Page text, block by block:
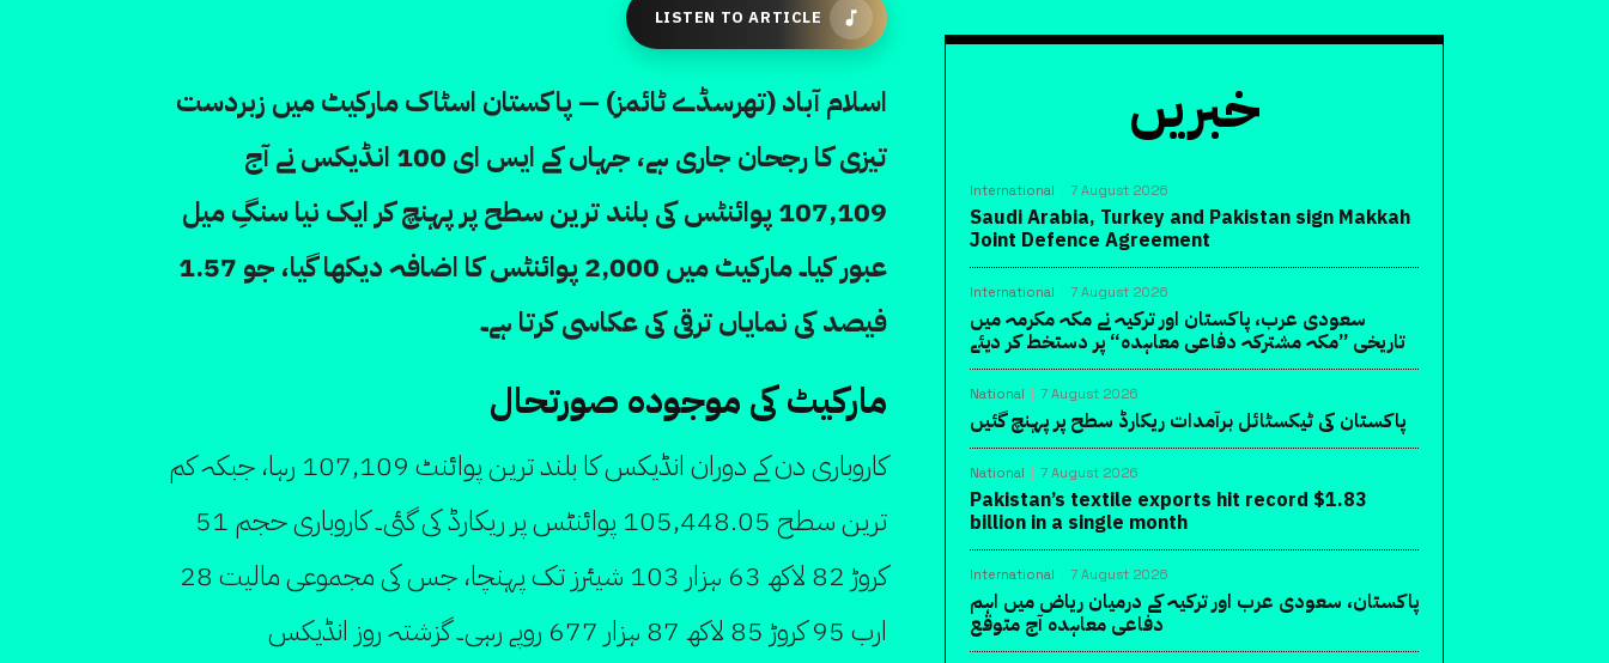
LISTEN TO ARTICLE
اسلام آباد (تھرسڈے ٹائمز) — پاکستان اسٹاک مارکیٹ میں زبردست
تیزی کا رجحان جاری ہے، جہاں کے ایس ای 100 انڈیکس نے آج
107,109 پوائنٹس کی بلند ترین سطح پر پہنچ کر ایک نیا سنگِ میل
عبور کیا۔ مارکیٹ میں 2,000 پوائنٹس کا اضافہ دیکھا گیا، جو 1.57
فیصد کی نمایاں ترقی کی عکاسی کرتا ہے۔
مارکیٹ کی موجودہ صورتحال
کاروباری دن کے دوران انڈیکس کا بلند ترین پوائنٹ 107,109 رہا، جبکہ کم
ترین سطح 105,448.05 پوائنٹس پر ریکارڈ کی گئی۔ کاروباری حجم 51
کروڑ 82 لاکھ 63 ہزار 103 شیئرز تک پہنچا، جس کی مجموعی مالیت 28
ارب 95 کروڑ 85 لاکھ 87 ہزار 677 روپے رہی۔ گزشتہ روز انڈیکس
خبریں
International 7 August 2026
Saudi Arabia, Turkey and Pakistan sign Makkah
Joint Defence Agreement
International 7 August 2026
سعودی عرب، پاکستان اور ترکیہ نے مکہ مکرمہ میں
تاریخی ”مکہ مشترکہ دفاعی معاہدہ“ پر دستخط کر دیئے
National 7 August 2026
پاکستان کی ٹیکسٹائل برآمدات ریکارڈ سطح پر پہنچ گئیں
National 7 August 2026
Pakistan’s textile exports hit record $1.83
billion in a single month
International 7 August 2026
پاکستان، سعودی عرب اور ترکیہ کے درمیان ریاض میں اہم
دفاعی معاہدہ آج متوقع